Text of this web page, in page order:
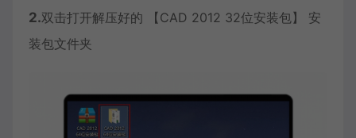
2.双击打开解压好的 【CAD 2012 32位安装包】 安
装包文件夹